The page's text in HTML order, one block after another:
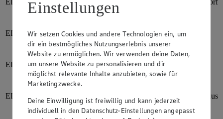
EDEKA Barwig Freiburg-Hochdorf
EDEKA Barwig Kandelstraße 8 79199 Kirchzarten
EDEKA Barwig
Habsburger Straße
60-62
79104 Freiburg
EDEKA Baßler Eschborner Str. 36 61449 Steinbach / Taunus
Einstellungen
Wir setzen Cookies und andere Technologien ein, um
dir ein bestmögliches Nutzungserlebnis unserer
Website zu ermöglichen. Wir verwenden deine Daten,
um unsere Website zu personalisieren und dir
möglichst relevante Inhalte anzubieten, sowie für
Marketingzwecke.
Deine Einwilligung ist freiwillig und kann jederzeit
individuell in den Datenschutz-Einstellungen angepasst